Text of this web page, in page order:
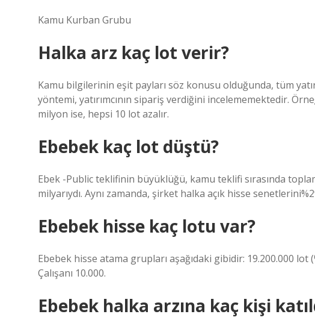
Kamu Kurban Grubu
Halka arz kaç lot verir?
Kamu bilgilerinin eşit payları söz konusu olduğunda, tüm
yöntemi, yatırımcının sipariş verdiğini incelememektedir.
milyon ise, hepsi 10 lot azalır.
Ebebek kaç lot düştü?
Ebek -Public teklifinin büyüklüğü, kamu teklifi sırasında
milyarıydı. Aynı zamanda, şirket halka açık hisse
Ebebek hisse kaç lotu var?
Ebebek hisse atama grupları aşağıdaki gibidir: 19.200.000 lot
Çalışanı 10.000.
Ebebek halka arzına kaç kişi